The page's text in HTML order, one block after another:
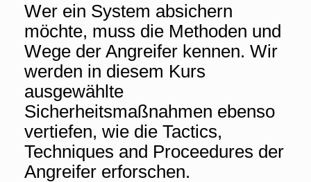
Wer ein System absichern
möchte, muss die Methoden und
Wege der Angreifer kennen. Wir
werden in diesem Kurs
ausgewählte
Sicherheitsmaßnahmen ebenso
vertiefen, wie die Tactics,
Techniques and Proceedures der
Angreifer erforschen.